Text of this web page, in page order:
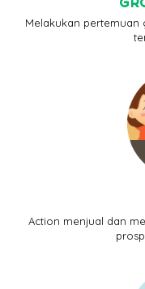
Melakukan
Action menjual dan